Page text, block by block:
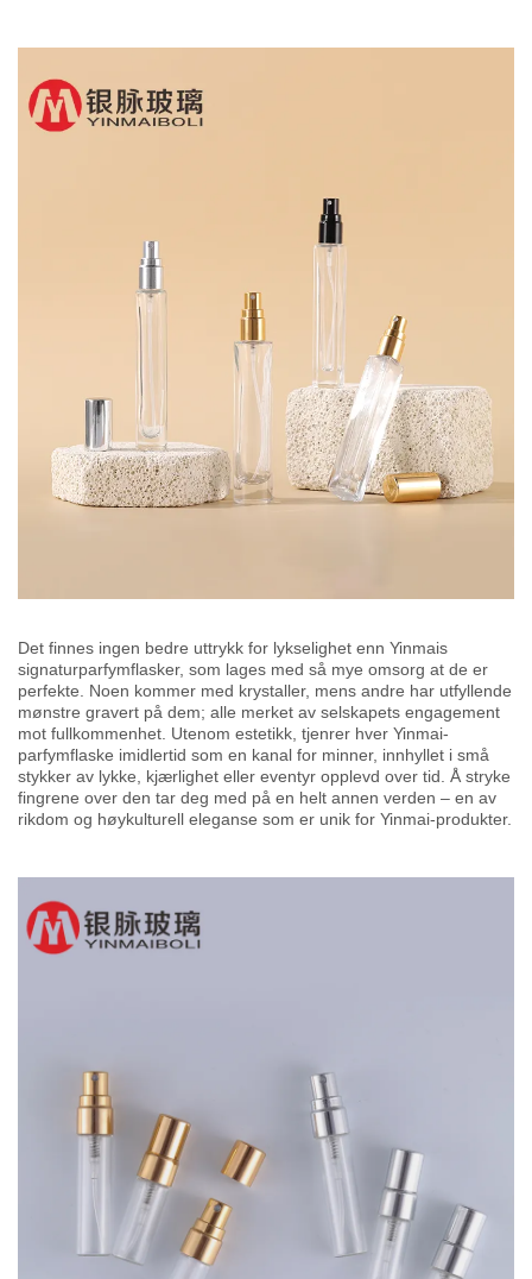
Det finnes ingen bedre uttrykk for lykselighet enn Yinmais
signaturparfymflasker, som lages med så mye omsorg at de er
perfekte. Noen kommer med krys­taller, mens andre har utfyllende
mønstre gravert på dem; alle merket av selskapets engagement
mot fullkommenhet. Utenom estetikk, tjenrer hver Yinmai-
parfymflaske imidlertid som en kanal for minner, innhyllet i små
stykker av lykke, kjærlighet eller eventyr opplevd over tid. Å stryke
fingrene over den tar deg med på en helt annen verden – en av
rikdom og høykulturell eleganse som er unik for Yinmai-produkter.